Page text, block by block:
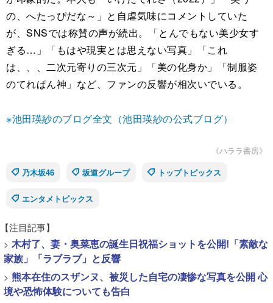
の、へたっぴだな～」と自虐気味にコメントしていた
が、SNSでは称賛の声が続出。「とんでもない美少女す
ぎる…」「もはや現実とは思えない写真」「これ
は、、、二次元寄りの三次元」「美の化身か」「制服姿
のてれぱん神」など、ファンの反響が相次いでいる。
※池田瑛紗のブログ全文（池田瑛紗の公式ブログ）
《ハララ書房》
乃木坂46
坂道グループ トップトピックス
エンタメトピックス
【注目記事】
> 木村了、妻・奥菜恵の誕生日祝福ショットを公開!「素敵な
家族」「ラブラブ」と反響
> 熊本在住のスザンヌ、被災した自宅の凄惨な写真を公開 心
境や恐怖体験についても告白